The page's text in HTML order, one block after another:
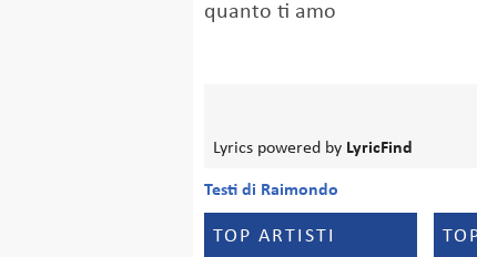
quanto ti amo
Lyrics powered by LyricFind
Testi di Raimondo
TOP ARTISTI